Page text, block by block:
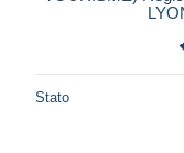
Stato